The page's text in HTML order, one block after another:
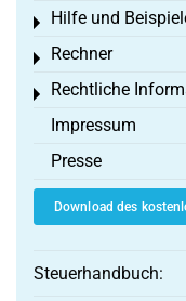
Hilfe und
Toggle menu
Rechner
Toggle menu
Rechtliche
Toggle menu
Impressum
Presse
Download des
Steuerhandbuch: